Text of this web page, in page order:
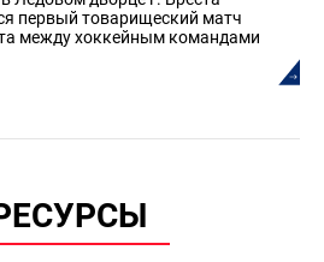
первый товарищеский матч
между хоккейным командами